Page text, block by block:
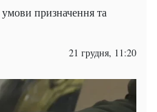
призначення та
21 грудня, 11:20